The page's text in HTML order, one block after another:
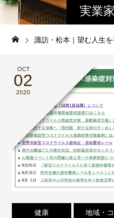
実業
と娘
諏訪・松本｜望む人生を
OCT
02
2020
健康 地域・